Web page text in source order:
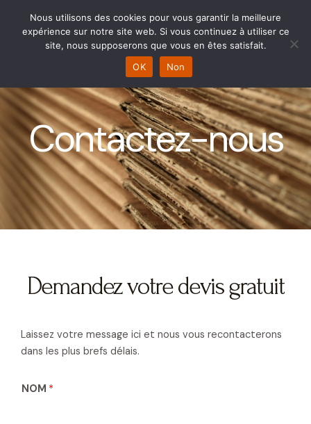
contenu
Main
Menu
Contactez-nous
Demandez votre devis gratuit
Laissez votre message ici et nous vous recontacterons
dans les plus brefs délais.
NOM *
Nous utilisons des cookies pour vous garantir la meilleure
expérience sur notre site web. Si vous continuez à utiliser ce
site, nous supposerons que vous en êtes satisfait.
OK
Non